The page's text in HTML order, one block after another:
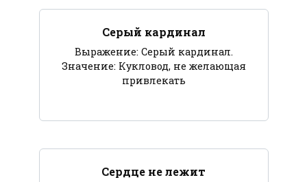
Серый кардинал
Выражение: Серый кардинал.
Значение: Кукловод, не желающая
привлекать
Сердце не лежит